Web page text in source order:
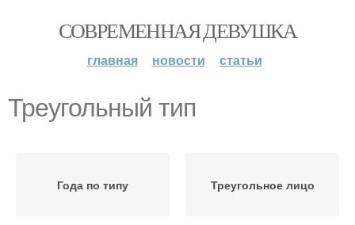
СОВРЕМЕННАЯ ДЕВУШКА
главная новости статьи
Треугольный тип
Года по типу Треугольное лицо